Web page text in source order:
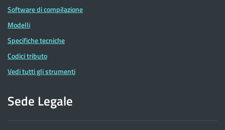
Software di compilazione
Modelli
Specifiche tecniche
Codici tributo
Vedi tutti gli strumenti
Sede Legale